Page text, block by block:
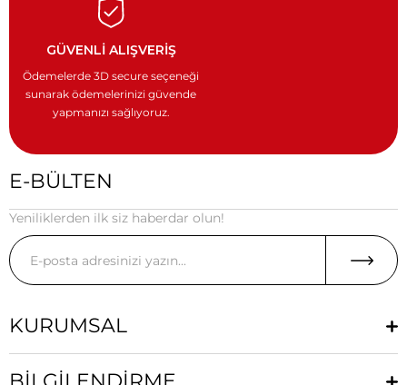
GÜVENLİ ALIŞVERİŞ
Ödemelerde 3D secure seçeneği
sunarak ödemelerinizi güvende
yapmanızı sağlıyoruz.
E-BÜLTEN
Yeniliklerden ilk siz haberdar olun!
KURUMSAL